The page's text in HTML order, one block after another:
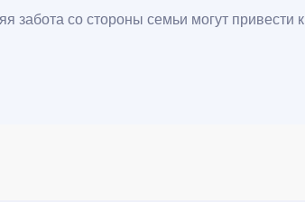
забота со стороны семьи могут